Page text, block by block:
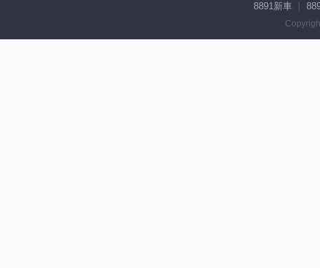
8891新車